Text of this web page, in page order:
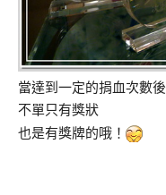
當達到一定的捐血次數後
不單只有獎狀
也是有獎牌的哦！